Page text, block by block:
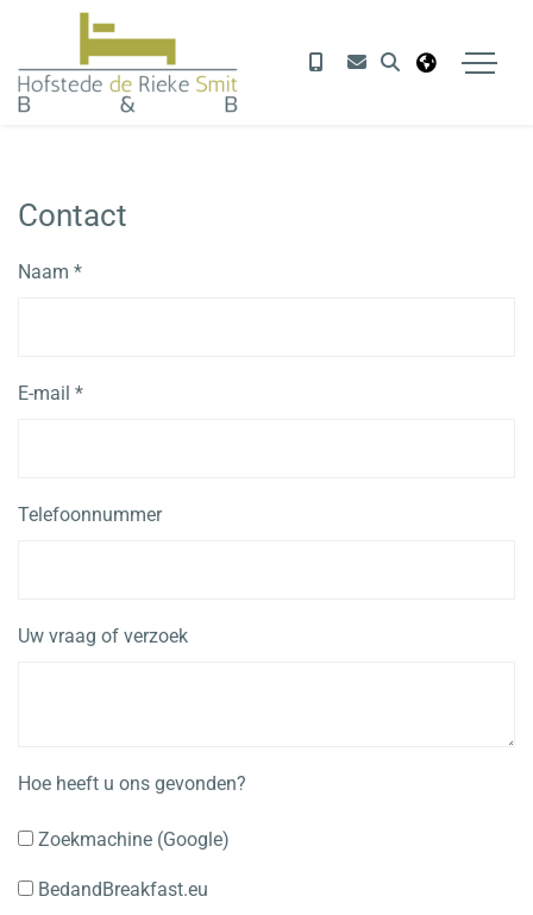
Contact
Naam *
E-mail *
Telefoonnummer
Uw vraag of verzoek
Hoe heeft u ons gevonden?
Zoekmachine (Google)
BedandBreakfast.eu